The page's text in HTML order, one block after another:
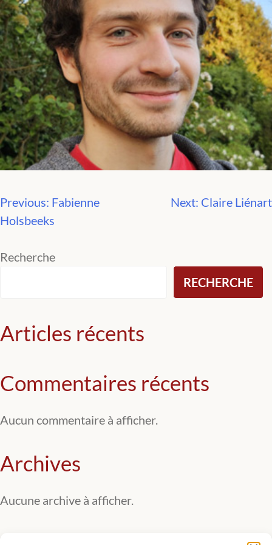
Navigation
Previous: Fabienne
Holsbeeks
Next: Claire Liénart
Recherche
RECHERCHE
Articles récents
Commentaires récents
Aucun commentaire à afficher.
Archives
Aucune archive à afficher.